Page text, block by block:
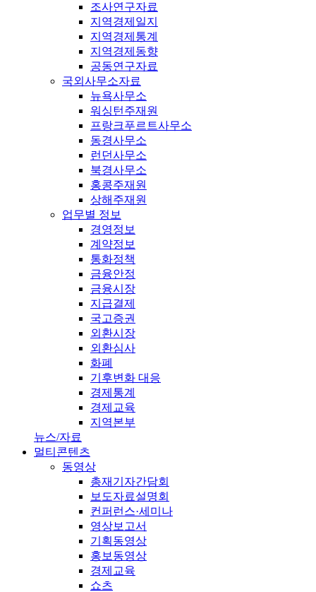
조사연구자료
지역경제일지
지역경제통계
지역경제동향
공동연구자료
국외사무소자료
뉴욕사무소
워싱턴주재원
프랑크푸르트사무소
동경사무소
런던사무소
북경사무소
홍콩주재원
상해주재원
업무별 정보
경영정보
계약정보
통화정책
금융안정
금융시장
지급결제
국고증권
외환시장
외환심사
화폐
기후변화 대응
경제통계
경제교육
지역본부
뉴스/자료
멀티콘텐츠
동영상
총재기자간담회
보도자료설명회
컨퍼런스·세미나
영상보고서
기획동영상
홍보동영상
경제교육
쇼츠